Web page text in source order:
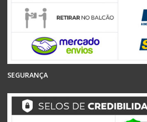
SEGURANÇA